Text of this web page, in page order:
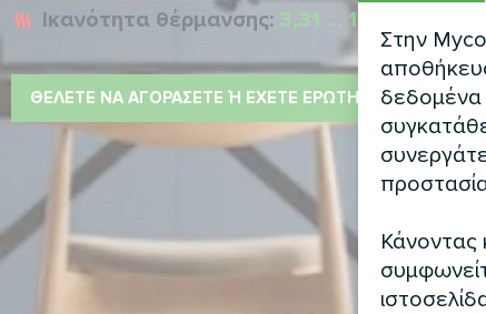
Ικανότητα θέρμανσης: 3,31 ... 13,13 kW
ΘΈΛΕΤΕ ΝΑ ΑΓΟΡΆΣΕΤΕ Ή ΈΧΕΤΕ ΕΡΩΤΉΣΕΙΣ
Στην
δεδομένα
Κάνοντας